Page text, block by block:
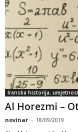
Iranska historija,
Al Horezmi –
novinar - 18/09/2019